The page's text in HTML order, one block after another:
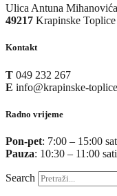
Ulica Antuna
49217 Krapinske Toplice
Kontakt
T 049 232 267
E info@krapinske-
Radno vrijeme
Pon-pet: 7:00 – 15:00
Pauza: 10:30 – 11:00 sati
Search